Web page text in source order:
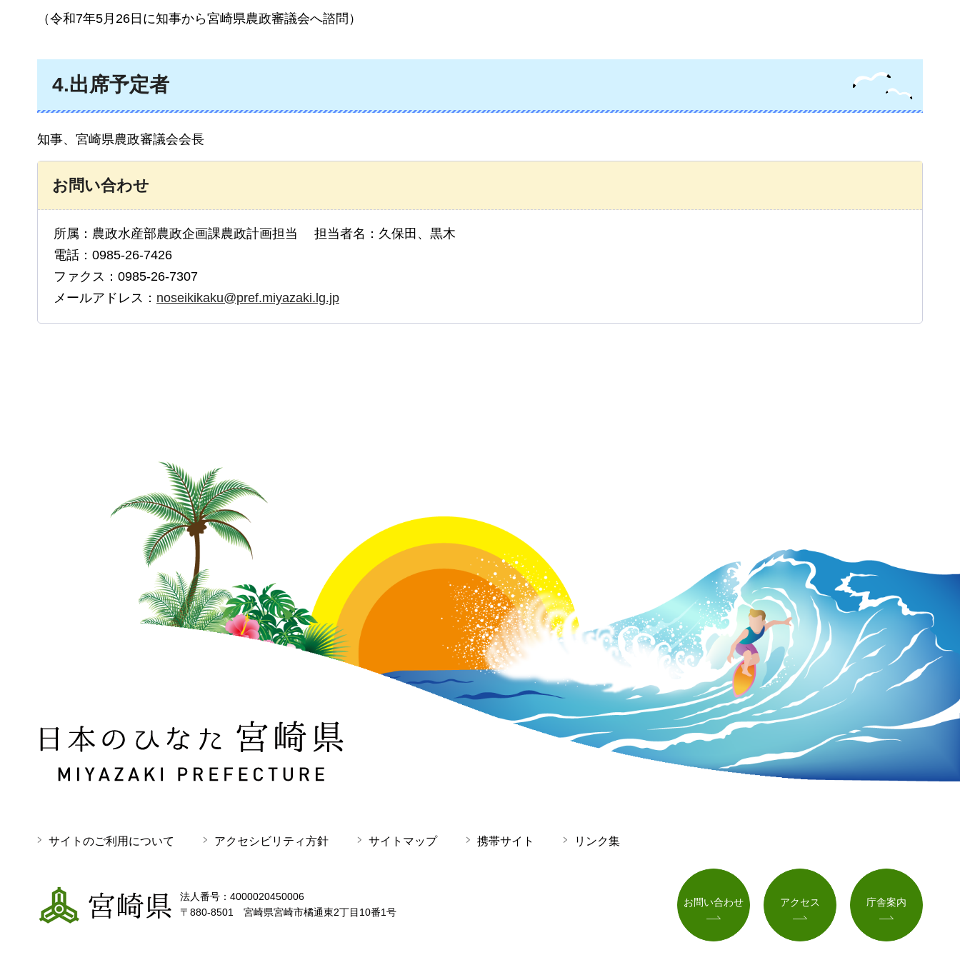
（令和7年5月26日に知事から宮崎県農政審議会へ諮問）
4.出席予定者
知事、宮崎県農政審議会会長
お問い合わせ
所属：農政水産部農政企画課農政計画担当 担当者名：久保田、黒木
電話：0985-26-7426
ファクス：0985-26-7307
メールアドレス： noseikikaku@pref.miyazaki.lg.jp
日本のひなた 宮崎県 MIYAZAKI PREFECTURE
サイトのご利用について アクセシビリティ方針 サイトマップ 携帯サイト リンク集
宮崎県
法人番号：4000020450006
〒880-8501 宮崎県宮崎市橘通東2丁目10番1号
お問い合わせ アクセス 庁舎案内